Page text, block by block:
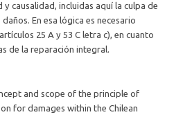
causalidad, incluidas aquí la culpa de
En esa lógica es necesario
25 A y 53 C letra c), en cuanto
de la reparación integral.
and scope of the principle of
for damages within the Chilean